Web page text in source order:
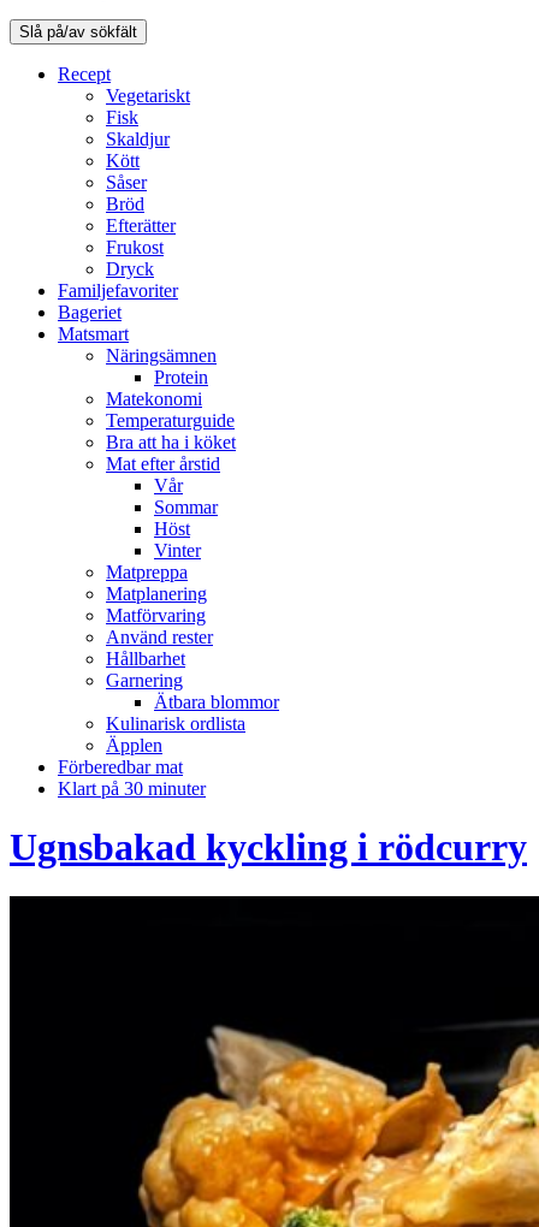
Slå på/av sökfält
Recept
Vegetariskt
Fisk
Skaldjur
Kött
Såser
Bröd
Efterätter
Frukost
Dryck
Familjefavoriter
Bageriet
Matsmart
Näringsämnen
Protein
Matekonomi
Temperaturguide
Bra att ha i köket
Mat efter årstid
Vår
Sommar
Höst
Vinter
Matpreppa
Matplanering
Matförvaring
Använd rester
Hållbarhet
Garnering
Ätbara blommor
Kulinarisk ordlista
Äpplen
Förberedbar mat
Klart på 30 minuter
Ugnsbakad kyckling i rödcurry